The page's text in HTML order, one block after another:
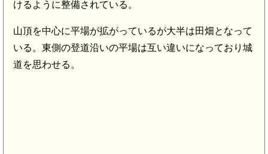
けるように整備されている。
山頂を中心に平場が拡がっているが大半は田畑となって
いる。東側の登道沿いの平場は互い違いになっており城
道を思わせる。